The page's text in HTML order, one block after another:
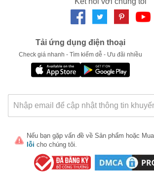
Tải ứng dụng điện thoại
Check giá nhanh - Tìm kiếm dễ - Ưu đãi nhiều
Nếu bạn gặp vấn đề về Sản phẩm hoặc
lỗi cho chúng tôi.